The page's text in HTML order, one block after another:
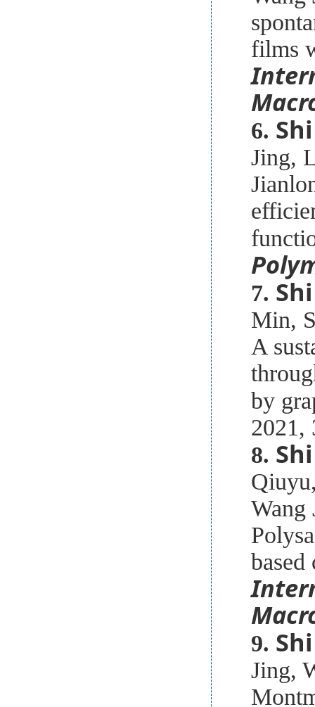
films
6.
Jing,
7.
Min,
A
by
2021,
8.
Wang
9.
Jing,